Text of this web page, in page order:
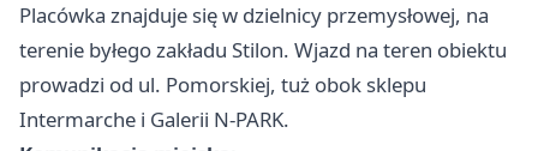
Placówka znajduje się w dzielnicy przemysłowej, na
terenie byłego zakładu Stilon. Wjazd na teren obiektu
prowadzi od ul. Pomorskiej, tuż obok sklepu
Intermarche i Galerii N-PARK.